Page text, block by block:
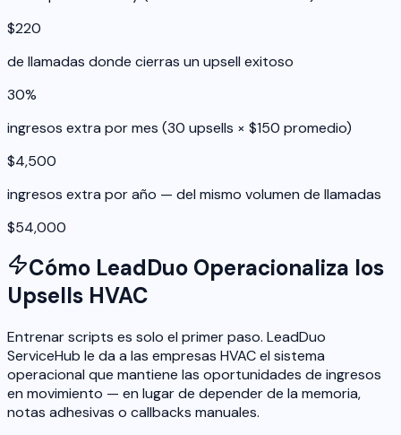
$220
de llamadas donde cierras un upsell exitoso
30%
ingresos extra por mes (30 upsells × $150 promedio)
$4,500
ingresos extra por año — del mismo volumen de llamadas
$54,000
Cómo LeadDuo Operacionaliza los
Upsells HVAC
Entrenar scripts es solo el primer paso. LeadDuo
ServiceHub le da a las empresas HVAC el sistema
operacional que mantiene las oportunidades de ingresos
en movimiento — en lugar de depender de la memoria,
notas adhesivas o callbacks manuales.